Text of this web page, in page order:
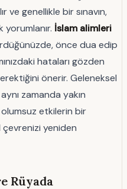
ve genellikle bir sınavın,
yorumlanır. İslam alimleri
önce dua edip
hataları gözden
önerir. Geleneksel
zamanda yakın
etkilerin bir
çevrenizi yeniden
Rüyada